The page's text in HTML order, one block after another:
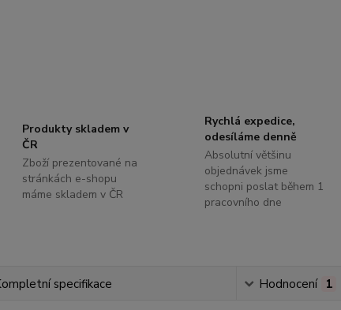
Produkty skladem v
ČR
Zboží prezentované na
stránkách e-shopu
máme skladem v ČR
Rychlá expedice,
odesíláme denně
Absolutní většinu
objednávek jsme
schopni poslat během 1
pracovního dne
specifikace Hodnocení 1